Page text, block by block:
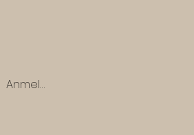
Anmelden